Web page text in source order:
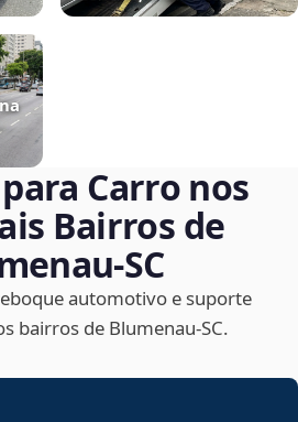
Carro nos
Bairros de
automotivo e suporte
bairros de Blumenau‑SC.